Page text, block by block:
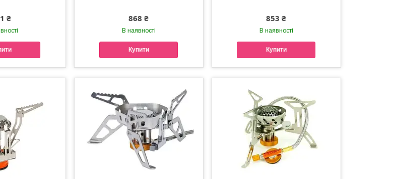
₴ 868 ₴
В наявності
Купити
853 ₴
В наявності
Купити